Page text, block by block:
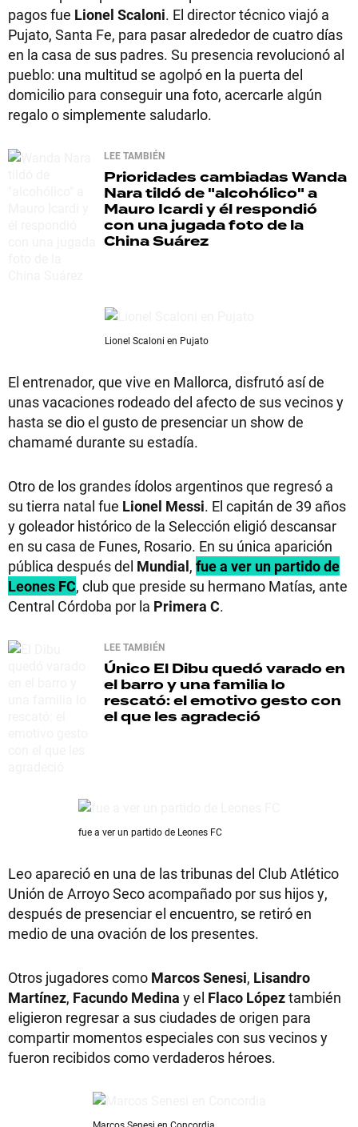
pagos fue Lionel Scaloni. El director técnico viajó a
Pujato, Santa Fe, para pasar alrededor de cuatro días
en la casa de sus padres. Su presencia revolucionó al
pueblo: una multitud se agolpó en la puerta del
domicilio para conseguir una foto, acercarle algún
regalo o simplemente saludarlo.
LEE TAMBIÉN
Prioridades cambiadas Wanda
Nara tildó de "alcohólico" a
Mauro Icardi y él respondió
con una jugada foto de la
China Suárez
Lionel Scaloni en Pujato
El entrenador, que vive en Mallorca, disfrutó así de
unas vacaciones rodeado del afecto de sus vecinos y
hasta se dio el gusto de presenciar un show de
chamamé durante su estadía.
Otro de los grandes ídolos argentinos que regresó a
su tierra natal fue Lionel Messi. El capitán de 39 años
y goleador histórico de la Selección eligió descansar
en su casa de Funes, Rosario. En su única aparición
pública después del Mundial, fue a ver un partido de
Leones FC, club que preside su hermano Matías, ante
Central Córdoba por la Primera C.
LEE TAMBIÉN
Único El Dibu quedó varado en
el barro y una familia lo
rescató: el emotivo gesto con
el que les agradeció
fue a ver un partido de Leones FC
Leo apareció en una de las tribunas del Club Atlético
Unión de Arroyo Seco acompañado por sus hijos y,
después de presenciar el encuentro, se retiró en
medio de una ovación de los presentes.
Otros jugadores como Marcos Senesi, Lisandro
Martínez, Facundo Medina y el Flaco Lópeztambién
eligieron regresar a sus ciudades de origen para
compartir momentos especiales con sus vecinos y
fueron recibidos como verdaderos héroes.